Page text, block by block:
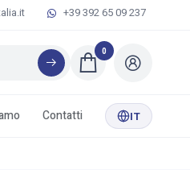
+39 392 65 09 237
0
Contatti IT